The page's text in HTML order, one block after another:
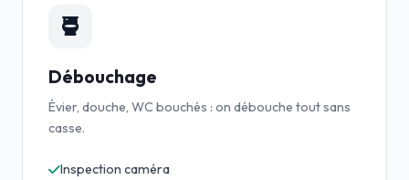
Débouchage
Évier, douche, WC bouchés : on débouche tout sans
casse.
Inspection caméra